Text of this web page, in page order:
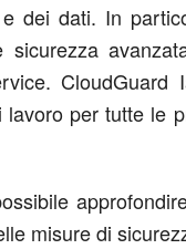
dei dati. In
lavoro per tutte le
misure di